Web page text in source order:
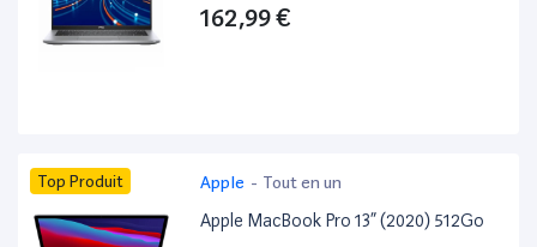
162,99 €
Top Produit Apple - Tout en un
Apple MacBook Pro 13” (2020) 512Go